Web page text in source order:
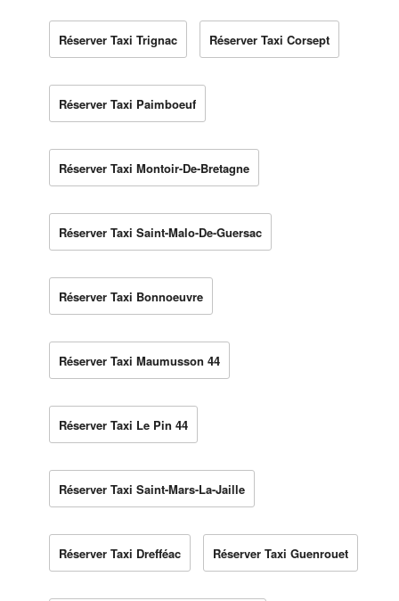
Réserver Taxi Trignac Réserver Taxi Corsept
Réserver Taxi Paimboeuf
Réserver Taxi Montoir-De-Bretagne
Réserver Taxi Saint-Malo-De-Guersac
Réserver Taxi Bonnoeuvre
Réserver Taxi Maumusson 44
Réserver Taxi Le Pin 44
Réserver Taxi Saint-Mars-La-Jaille
Réserver Taxi Drefféac Réserver Taxi Guenrouet